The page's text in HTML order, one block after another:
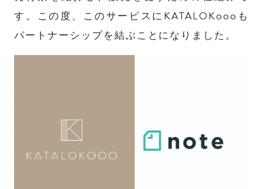
す。この度、このサービスにKATALOKoooも
パートナーシップを結ぶことになりました。